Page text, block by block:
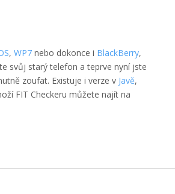
, WP7 nebo dokonce i BlackBerry,
svůj starý telefon a teprve nyní jste
zoufat. Existuje i verze v Javě,
FIT Checkeru můžete najít na